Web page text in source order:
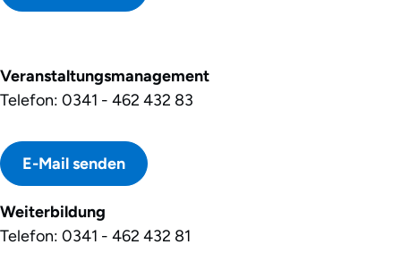
Veranstaltungsmanagement
Telefon: 0341 - 462 432 83
E-Mail senden
Weiterbildung
Telefon: 0341 - 462 432 81